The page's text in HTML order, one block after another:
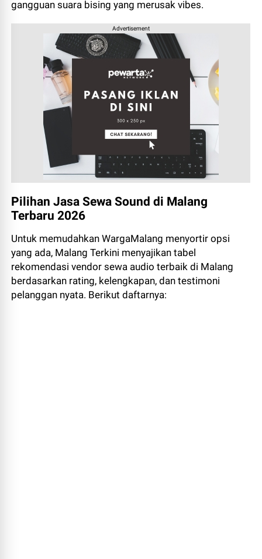
gangguan suara bising yang merusak vibes.
Advertisement
Pilihan Jasa Sewa Sound di Malang
Terbaru 2026
Untuk memudahkan WargaMalang menyortir opsi
yang ada, Malang Terkini menyajikan tabel
rekomendasi vendor sewa audio terbaik di Malang
berdasarkan rating, kelengkapan, dan testimoni
pelanggan nyata. Berikut daftarnya: